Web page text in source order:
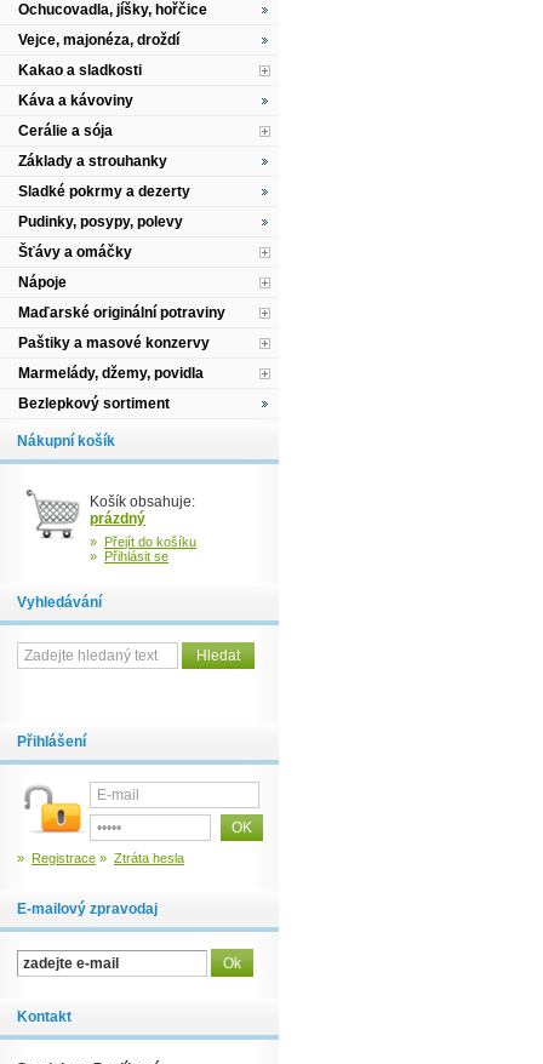
Ochucovadla, jíšky, hořčice
Vejce, majonéza, droždí
Kakao a sladkosti
Káva a kávoviny
Cerálie a sója
Základy a strouhanky
Sladké pokrmy a dezerty
Pudinky, posypy, polevy
Šťávy a omáčky
Nápoje
Maďarské originální potraviny
Paštiky a masové konzervy
Marmelády, džemy, povidla
Bezlepkový sortiment
Nákupní košík
Košík obsahuje:
prázdný
» Přejít do košíku
» Přihlásit se
Vyhledávání
Přihlášení
» Registrace » Ztráta hesla
E-mailový zpravodaj
Kontakt